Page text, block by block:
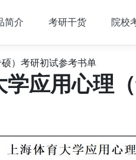
简介 考研干货 院校
）考研初试参考书单
学应用心理